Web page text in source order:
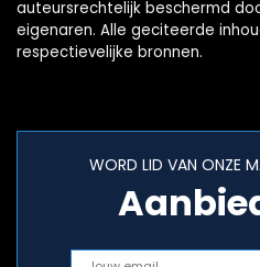
auteursrechtelijk beschermd
eigenaren. Alle geciteerde
respectievelijke bronnen.
WORD LID VAN ONZE